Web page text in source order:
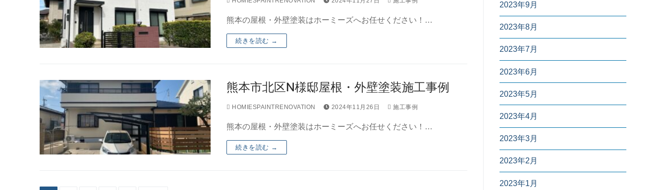
熊本の屋根・外壁塗装はホーミーズへお任せください！…
続きを読む →
熊本市北区N様邸屋根・外壁塗装施工事例
HOMIESPAINTRENOVATION 2024年11月26日 施工事例
熊本の屋根・外壁塗装はホーミーズへお任せください！…
続きを読む →
2023年9月
2023年8月
2023年7月
2023年6月
2023年5月
2023年4月
2023年3月
2023年2月
2023年1月